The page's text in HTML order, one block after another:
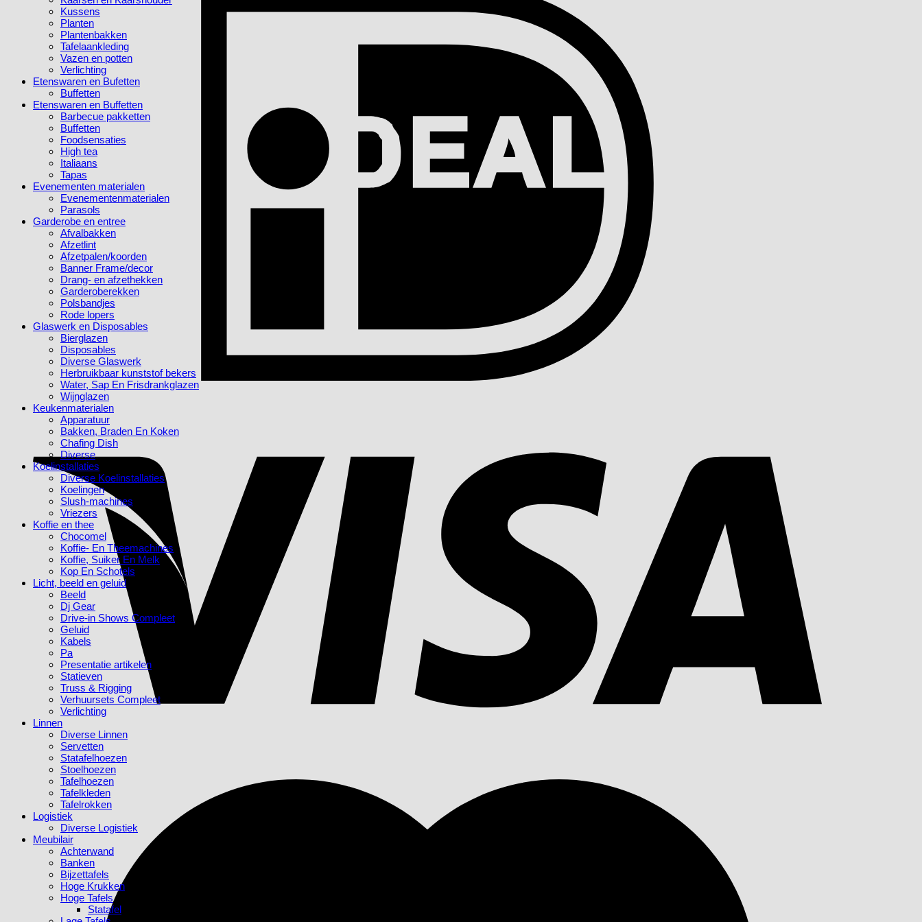
Kussens
Planten
Plantenbakken
Tafelaankleding
Vazen en potten
Verlichting
Etenswaren en Bufetten
Buffetten
Etenswaren en Buffetten
Barbecue pakketten
Buffetten
Foodsensaties
High tea
Italiaans
Tapas
Evenementen materialen
Evenementenmaterialen
Parasols
Garderobe en entree
Afvalbakken
Afzetlint
Afzetpalen/koorden
Banner Frame/decor
Drang- en afzethekken
Garderoberekken
Polsbandjes
Rode lopers
Glaswerk en Disposables
Bierglazen
Disposables
Diverse Glaswerk
Herbruikbaar kunststof bekers
Water, Sap En Frisdrankglazen
Wijnglazen
Keukenmaterialen
Apparatuur
Bakken, Braden En Koken
Chafing Dish
Diverse
Koelinstallaties
Diverse Koelinstallaties
Koelingen
Slush-machines
Vriezers
Koffie en thee
Chocomel
Koffie- En Theemachines
Koffie, Suiker En Melk
Kop En Schotels
Licht, beeld en geluid
Beeld
Dj Gear
Drive-in Shows Compleet
Geluid
Kabels
Pa
Presentatie artikelen
Statieven
Truss & Rigging
Verhuursets Compleet
Verlichting
Linnen
Diverse Linnen
Servetten
Statafelhoezen
Stoelhoezen
Tafelhoezen
Tafelkleden
Tafelrokken
Logistiek
Diverse Logistiek
Meubilair
Achterwand
Banken
Bijzettafels
Hoge Krukken
Hoge Tafels
Statafel